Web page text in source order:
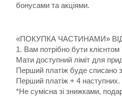
бонусами та акціями.
«ПОКУПКА ЧАСТИНАМИ» ВІД
1. Вам потрібно бути
Мати доступний ліміт для
Перший платіж буде списано з
Перший платіж + 4 наступних.
*Не сумісна зі знижками,